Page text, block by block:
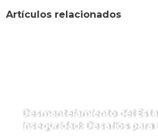
Artículos relacionados
Desmantelamiento del
Inseguridad: Desafíos para